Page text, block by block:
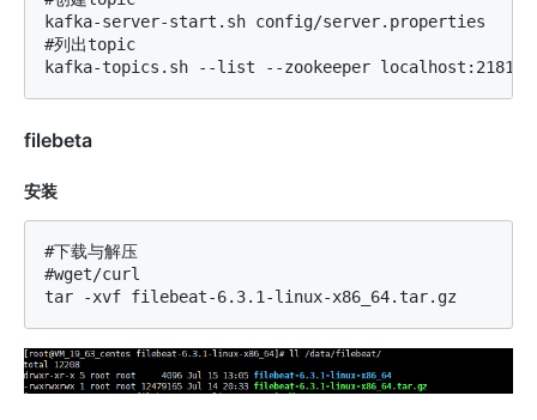
kafka-server-start.sh config/server.properties
#列出topic
filebeta
安装
#下载与解压
#wget/curl